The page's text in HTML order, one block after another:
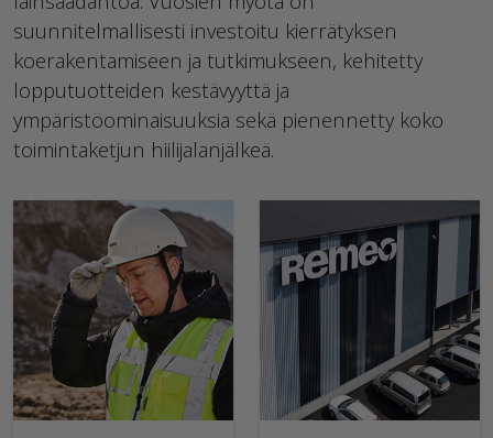
suunnitelmallisesti investoitu kierrätyksen
koerakentamiseen ja tutkimukseen, kehitetty
lopputuotteiden kestävyyttä ja
ympäristöominaisuuksia sekä pienennetty koko
toimintaketjun hiilijalanjälkeä.